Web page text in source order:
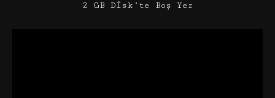
2 GB Disk’te Boş Yer